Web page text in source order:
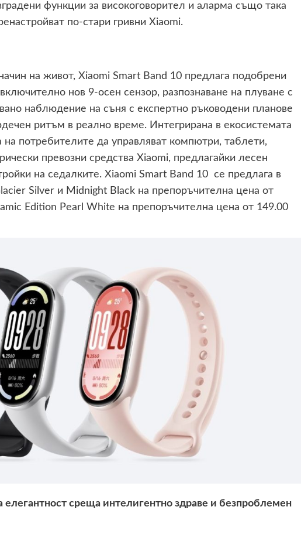
функции за високоговорител и аларма също така
по-стари гривни Xiaomi.
на живот, Xiaomi Smart Band 10 предлага подобрени
нов 9-осен сензор, разпознаване на плуване с
наблюдение на съня с експертно ръководени планове
ритъм в реално време. Интегрирана в екосистемата
на потребителите да управляват компютри, таблети,
превозни средства Xiaomi, предлагайки лесен
на седалките. Xiaomi Smart Band 10 се предлага в
Silver и Midnight Black на препоръчителна цена от
Edition Pearl White на препоръчителна цена от 149.00
среща интелигентно здраве и безпроблемен